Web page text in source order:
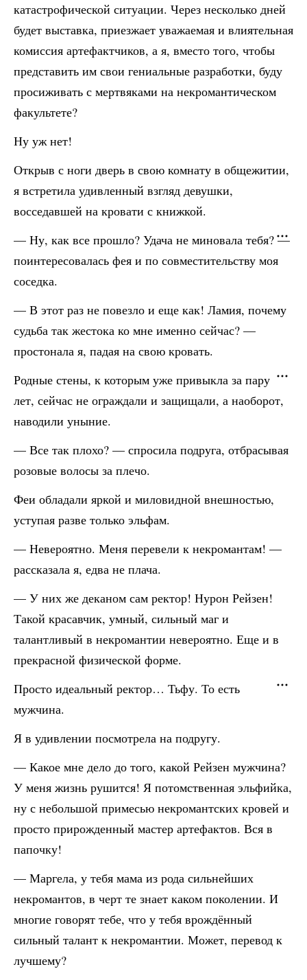
катастрофической ситуации. Через несколько дней
будет выставка, приезжает уважаемая и влиятельная
комиссия артефактчиков, а я, вместо того, чтобы
представить им свои гениальные разработки, буду
просиживать с мертвяками на некромантическом
факультете?
Ну уж нет!
Открыв с ноги дверь в свою комнату в общежитии,
я встретила удивленный взгляд девушки,
восседавшей на кровати с книжкой.
— Ну, как все прошло? Удача не миновала тебя? —
поинтересовалась фея и по совместительству моя
соседка.
— В этот раз не повезло и еще как! Ламия, почему
судьба так жестока ко мне именно сейчас? —
простонала я, падая на свою кровать.
Родные стены, к которым уже привыкла за пару
лет, сейчас не ограждали и защищали, а наоборот,
наводили уныние.
— Все так плохо? — спросила подруга, отбрасывая
розовые волосы за плечо.
Феи обладали яркой и миловидной внешностью,
уступая разве только эльфам.
— Невероятно. Меня перевели к некромантам! —
рассказала я, едва не плача.
— У них же деканом сам ректор! Нурон Рейзен!
Такой красавчик, умный, сильный маг и
талантливый в некромантии невероятно. Еще и в
прекрасной физической форме.
Просто идеальный ректор… Тьфу. То есть
мужчина.
Я в удивлении посмотрела на подругу.
— Какое мне дело до того, какой Рейзен мужчина?
У меня жизнь рушится! Я потомственная эльфийка,
ну с небольшой примесью некромантских кровей и
просто прирожденный мастер артефактов. Вся в
папочку!
— Маргела, у тебя мама из рода сильнейших
некромантов, в черт те знает каком поколении. И
многие говорят тебе, что у тебя врождённый
сильный талант к некромантии. Может, перевод к
лучшему?